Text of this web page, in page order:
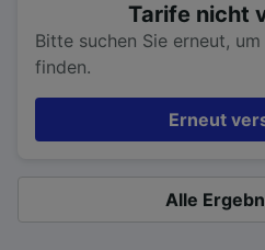
Tarife nicht
Bitte suchen Sie erneut,
finden.
Erneut
Alle